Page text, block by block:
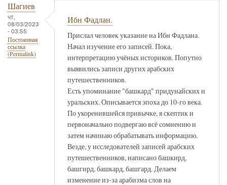
Шагиев
чт,
08/03/2023
- 03:55
Постоянная
ссылка
(Permalink)
Ибн Фадлан.
Прислал человек указание на Ибн Фадлана.
Начал изучение его записей. Пока,
интерпретацию учёных историков. Попутно
выявились записи других арабских
путешественников.
Есть упоминание "башкард" придунайских и
уральских. Описывается эпоха до 10-го века.
По укоренившейся привычке, я скептик и
первоначально подвергаю всё сомнению и
затем начинаю обрабатывать информацию.
Везде, у исследователей записей арабских
путешественников, написано башкирд,
башгирд, башкард, башгард. Делаем
изменение из-за арабизма слов на